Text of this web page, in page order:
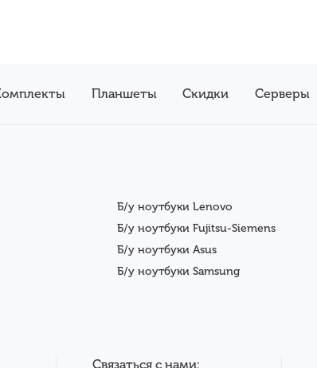
Планшеты Скидки Серверы
Б/у ноутбуки Lenovo
Б/у ноутбуки Fujitsu-Siemens
Б/у ноутбуки Asus
Б/у ноутбуки Samsung
Связаться с нами: